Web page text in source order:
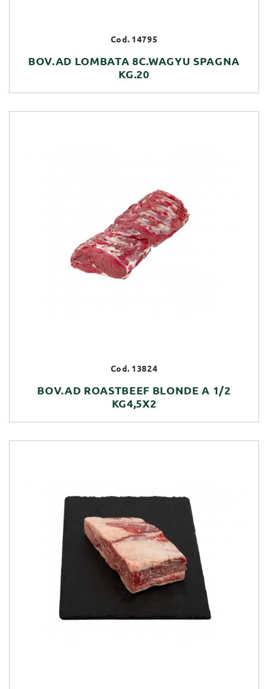
Cod. 14795
BOV.AD LOMBATA 8C.WAGYU SPAGNA
KG.20
Cod. 13824
BOV.AD ROASTBEEF BLONDE A 1/2
KG4,5X2